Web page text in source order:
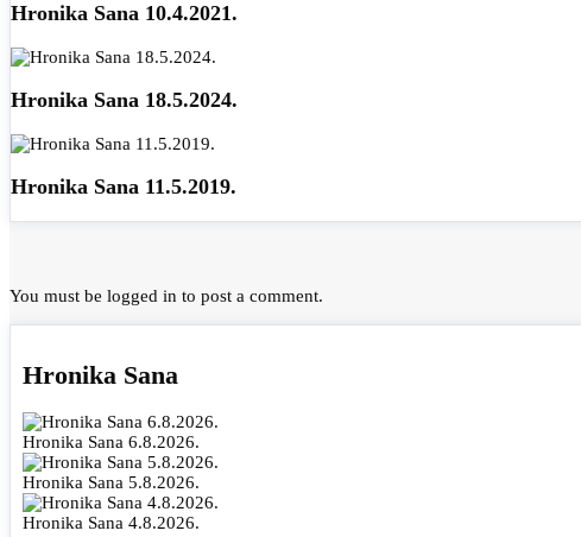
Hronika Sana 10.4.2021.
Hronika Sana 18.5.2024.
Hronika Sana 11.5.2019.
You must be logged in to post a comment.
Hronika Sana
Hronika Sana 6.8.2026.
Hronika Sana 5.8.2026.
Hronika Sana 4.8.2026.